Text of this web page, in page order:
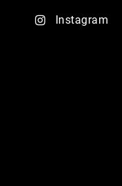
Instagram